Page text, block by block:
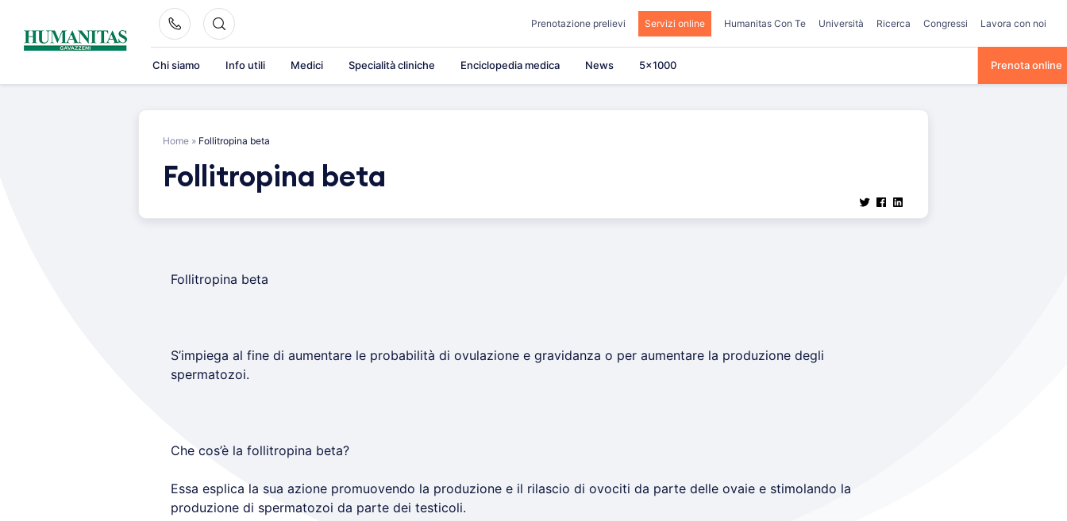
content
Prenotazione prelievi Servizi online Humanitas Con Te Università Ricerca Congressi Lavora con noi
Chi siamo Info utili Medici Specialità cliniche Enciclopedia medica News 5×1000 Prenota online
Home » Follitropina beta
Follitropina beta
Follitropina beta
S’impiega al fine di aumentare le probabilità di ovulazione e gravidanza o per aumentare la produzione degli
spermatozoi.
Che cos’è la follitropina beta?
Essa esplica la sua azione promuovendo la produzione e il rilascio di ovociti da parte delle ovaie e stimolando la
produzione di spermatozoi da parte dei testicoli.